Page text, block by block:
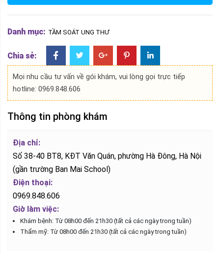
Danh mục: TẦM SOÁT UNG THƯ
Chia sẻ:
Mọi nhu cầu tư vấn về gói khám, vui lòng gọi trực tiếp
hotline: 0969.848.606
Thông tin phòng khám
Địa chỉ:
Số 38-40 BT8, KĐT Văn Quán, phường Hà Đông, Hà Nội
(gần trường Ban Mai School)
Điện thoại:
0969.848.606
Giờ làm việc:
Khám bệnh: Từ 08h00 đến 21h30 (tất cả các ngày trong tuần)
Thẩm mỹ: Từ 08h00 đến 21h30 (tất cả các ngày trong tuần)